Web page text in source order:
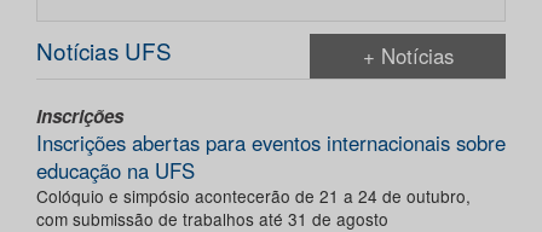
Notícias UFS + Notícias
Inscrições
Inscrições abertas para eventos internacionais sobre
educação na UFS
Colóquio e simpósio acontecerão de 21 a 24 de outubro,
com submissão de trabalhos até 31 de agosto